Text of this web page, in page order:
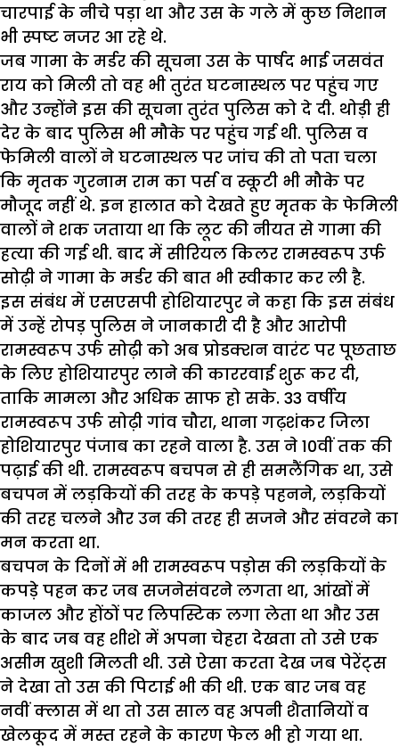
चारपाई के नीचे पड़ा था और उस के गले में कुछ निशान
भी स्पष्ट नजर आ रहे थे.
जब गामा के मर्डर की सूचना उस के पार्षद भाई जसवंत
राय को मिली तो वह भी तुरंत घटनास्थल पर पहुंच गए
और उन्होंने इस की सूचना तुरंत पुलिस को दे दी. थोड़ी ही
देर के बाद पुलिस भी मौके पर पहुंच गई थी. पुलिस व
फेमिली वालों ने घटनास्थल पर जांच की तो पता चला
कि मृतक गुरनाम राम का पर्स व स्कूटी भी मौके पर
मौजूद नहीं थे. इन हालात को देखते हुए मृतक के फेमिली
वालों ने शक जताया था कि लूट की नीयत से गामा की
हत्या की गई थी. बाद में सीरियल किलर रामस्वरूप उर्फ
सोढ़ी ने गामा के मर्डर की बात भी स्वीकार कर ली है.
इस संबंध में एसएसपी होशियारपुर ने कहा कि इस संबंध
में उन्हें रोपड़ पुलिस ने जानकारी दी है और आरोपी
रामस्वरूप उर्फ सोढ़ी को अब प्रोडक्शन वारंट पर पूछताछ
के लिए होशियारपुर लाने की काररवाई शुरू कर दी,
ताकि मामला और अधिक साफ हो सके. 33 वर्षीय
रामस्वरूप उर्फ सोढ़ी गांव चौरा, थाना गढ़शंकर जिला
होशियारपुर पंजाब का रहने वाला है. उस ने 10वीं तक की
पढ़ाई की थी. रामस्वरूप बचपन से ही समलैंगिक था, उसे
बचपन में लड़कियों की तरह के कपड़े पहनने, लड़कियों
की तरह चलने और उन की तरह ही सजने और संवरने का
मन करता था.
बचपन के दिनों में भी रामस्वरूप पड़ोस की लड़कियों के
कपड़े पहन कर जब सजनेसंवरने लगता था, आंखों में
काजल और होंठों पर लिपस्टिक लगा लेता था और उस
के बाद जब वह शीशे में अपना चेहरा देखता तो उसे एक
असीम खुशी मिलती थी. उसे ऐसा करता देख जब पेरेंट्स
ने देखा तो उस की पिटाई भी की थी. एक बार जब वह
नवीं क्लास में था तो उस साल वह अपनी शैतानियों व
खेलकूद में मस्त रहने के कारण फेल भी हो गया था.